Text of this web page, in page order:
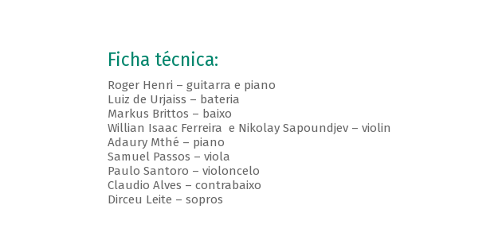
Ficha técnica:
Roger Henri – guitarra e piano
Luiz de Urjaiss – bateria
Markus Brittos – baixo
Willian Isaac Ferreira e Nikolay Sapoundjev – violin
Adaury Mthé – piano
Samuel Passos – viola
Paulo Santoro – violoncelo
Claudio Alves – contrabaixo
Dirceu Leite – sopros